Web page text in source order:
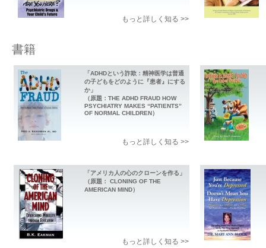
もっと詳しく知る >>
書籍
「ADHDという詐欺：精神医学は普通
の子どもをどのように『患者』にする
か」
（原題：THE ADHD FRAUD HOW
PSYCHIATRY MAKES “PATIENTS”
OF NORMAL CHILDREN）
もっと詳しく知る >>
「アメリカ人の心のクローンを作る」
（原題： CLONING OF THE
AMERICAN MIND）
もっと詳しく知る >>